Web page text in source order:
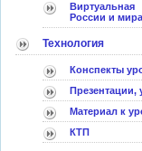
России и мира
Технология
Конспекты
Материал к
КТП